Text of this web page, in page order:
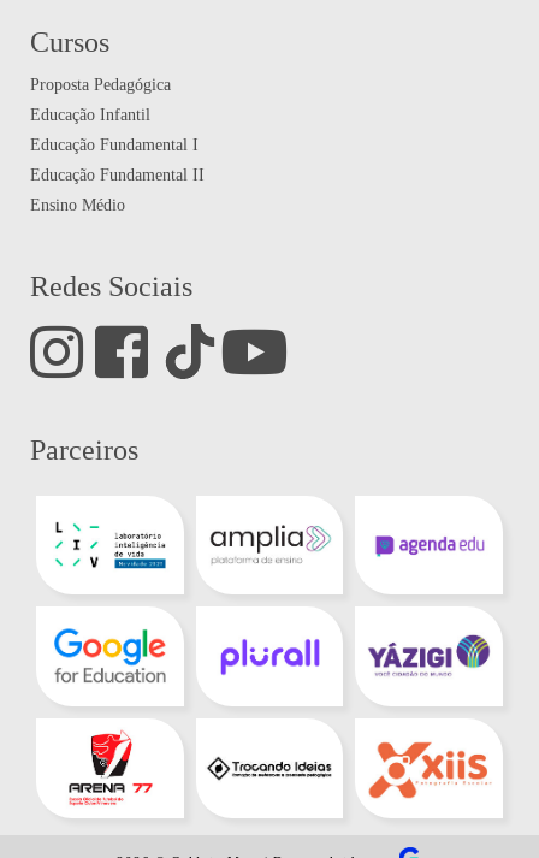
Cursos
Proposta Pedagógica
Educação Infantil
Educação Fundamental I
Educação Fundamental II
Ensino Médio
Redes Sociais
Parceiros